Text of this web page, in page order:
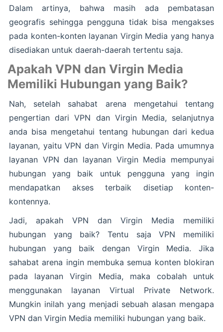
Dalam artinya, bahwa masih ada pembatasan
geografis sehingga pengguna tidak bisa mengakses
pada konten-konten layanan Virgin Media yang hanya
disediakan untuk daerah-daerah tertentu saja.
Apakah VPN dan Virgin Media
Memiliki Hubungan yang Baik?
Nah, setelah sahabat arena mengetahui tentang
pengertian dari VPN dan Virgin Media, selanjutnya
anda bisa mengetahui tentang hubungan dari kedua
layanan, yaitu VPN dan Virgin Media. Pada umumnya
layanan VPN dan layanan Virgin Media mempunyai
hubungan yang baik untuk pengguna yang ingin
mendapatkan akses terbaik disetiap konten-
kontennya.
Jadi, apakah VPN dan Virgin Media memiliki
hubungan yang baik? Tentu saja VPN memiliki
hubungan yang baik dengan Virgin Media. Jika
sahabat arena ingin membuka semua konten blokiran
pada layanan Virgin Media, maka cobalah untuk
menggunakan layanan Virtual Private Network.
Mungkin inilah yang menjadi sebuah alasan mengapa
VPN dan Virgin Media memiliki hubungan yang baik.